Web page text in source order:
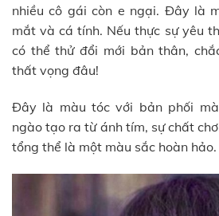
nhiều cô gái còn e ngại. Đây là
mắt và cá tính. Nếu thực sự yêu
có thể thử đổi mới bản thân,
thất vọng đâu!
Đây là màu tóc với bản phối
ngào tạo ra từ ánh tím, sự chất
tổng thể là một màu sắc hoàn hảo.